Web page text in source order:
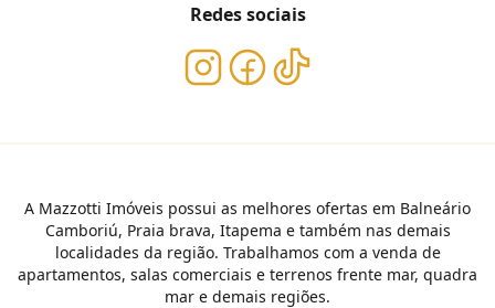
Redes sociais
A Mazzotti Imóveis possui as melhores ofertas em Balneário
Camboriú, Praia brava, Itapema e também nas demais
localidades da região. Trabalhamos com a venda de
apartamentos, salas comerciais e terrenos frente mar, quadra
mar e demais regiões.